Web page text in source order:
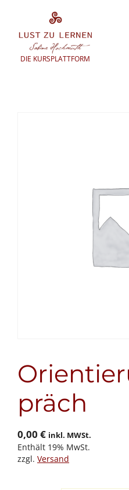
springen
DIE KURSPLATTFORM
präch
0,00 € inkl. MWSt.
Enthält 19% MwSt.
zzgl. Versand